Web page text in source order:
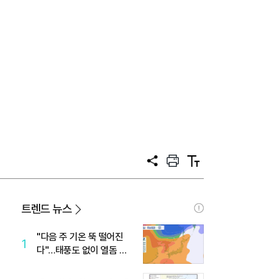
공
프
트
텍
트
트렌드 뉴스
1
"다음 주 기온 뚝 떨어진
다"…태풍도 없이 열돔 박